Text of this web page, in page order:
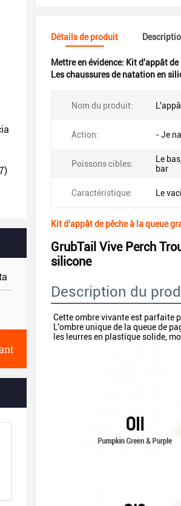
Détails de produit
Mettre en évidence: Kit d'appât de
Les chaussures de natation en
Nom du produit:
Action: - Je
Poissons cibles:
Le
bar
Caractéristique: Le
Kit d'appât de pêche à la queue
GrubTail Vive Perch
silicone
Description du
Cette ombre vivante est parfaite
L'ombre unique de la queue de
les leurres en plastique solide,